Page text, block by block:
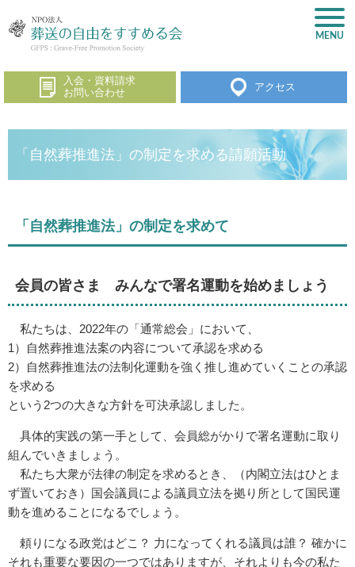
入会・資料請求
お問い合わせ
アクセス
「自然葬推進法」の制定を求める請願活動
「自然葬推進法」の制定を求めて
会員の皆さま みんなで署名運動を始めましょう
私たちは、2022年の「通常総会」において、
1）自然葬推進法案の内容について承認を求める
2）自然葬推進法の法制化運動を強く推し進めていくことの承認
を求める
という2つの大きな方針を可決承認しました。
具体的実践の第一手として、会員総がかりで署名運動に取り
組んでいきましょう。
私たち大衆が法律の制定を求めるとき、（内閣立法はひとま
ず置いておき）国会議員による議員立法を拠り所として国民運
動を進めることになるでしょう。
頼りになる政党はどこ？ 力になってくれる議員は誰？ 確かに
それも重要な要因の一つではありますが、それよりも今の私た